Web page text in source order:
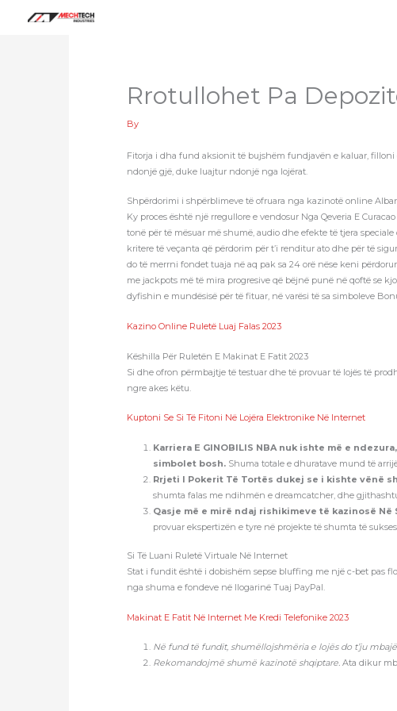
Rrotullohet Pa
By
Fitorja i dha fund aksionit të bujshëm fundjavën e kaluar,
ndonjë gjë, duke luajtur ndonjë nga lojërat.
Shpërdorimi i shpërblimeve të ofruara nga kazinotë online
Ky proces është një rregullore e vendosur Nga Qeveria E
tonë për të mësuar më shumë, audio dhe efekte të tjera
kritere të veçanta që përdorim për t’i renditur ato dhe për të
do të merrni fondet tuaja në aq pak sa 24 orë nëse keni
me jackpots më të mira progresive që bëjnë punë në qoftë se
dyfishin e mundësisë për të fituar, në varësi të sa simboleve
Kazino Online Ruletë Luaj Falas 2023
Këshilla Për Ruletën E Makinat E Fatit 2023
Si dhe ofron përmbajtje të testuar dhe të provuar të lojës të
ngre akes këtu.
Kuptoni Se Si Të Fitoni Në Lojëra Elektronike Në Internet
Karriera E GINOBILIS NBA nuk ishte më e
simbolet bosh. Shuma totale e dhuratave mund të
Rrjeti I Pokerit Të Tortës dukej se i kishte vënë
shumta falas me ndihmën e dreamcatcher, dhe
Qasje më e mirë ndaj rishikimeve të kazinosë Në
provuar ekspertizën e tyre në projekte të shumta të
Si Të Luani Ruletë Virtuale Në Internet
Stat i fundit është i dobishëm sepse bluffing me një c-bet pas
nga shuma e fondeve në llogarinë Tuaj PayPal.
Makinat E Fatit Në Internet Me Kredi Telefonike 2023
Në fund të fundit, shumëllojshmëria e lojës do t’ju
Rekomandojmë shumë kazinotë shqiptare. Ata dikur